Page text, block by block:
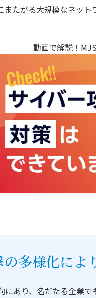
たがる大規模なネット
動画で解説！
の多様化によ
あり、名だたる企業で